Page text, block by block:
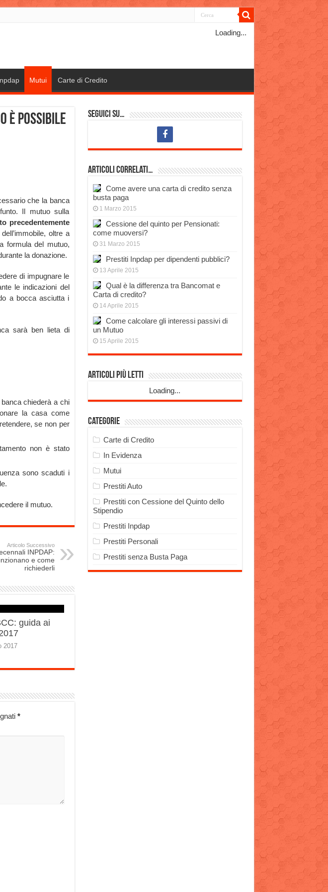
Loading...
Mutui Carte di Credito
è possibile
che la banca
Il mutuo sulla
precedentemente
oltre a
formula del mutuo,
la donazione.
di impugnare le
le indicazioni del
a bocca asciutta i
sarà ben lieta di
chiederà a chi
la casa come
se non per
non è stato
sono scaduti i
il mutuo.
Articolo Successivo
INPDAP:
e come
richiederli
guida ai
2017
*
Seguici su…
Articoli Correlati…
Come avere una carta di credito senza
busta paga
1 Marzo 2015
Cessione del quinto per Pensionati:
come muoversi?
31 Marzo 2015
Prestiti Inpdap per dipendenti pubblici?
13 Aprile 2015
Qual è la differenza tra Bancomat e
Carta di credito?
14 Aprile 2015
Come calcolare gli interessi passivi di
un Mutuo
15 Aprile 2015
Articoli più Letti
Loading...
Categorie
Carte di Credito
In Evidenza
Mutui
Prestiti Auto
Prestiti con Cessione del Quinto dello
Stipendio
Prestiti Inpdap
Prestiti Personali
Prestiti senza Busta Paga